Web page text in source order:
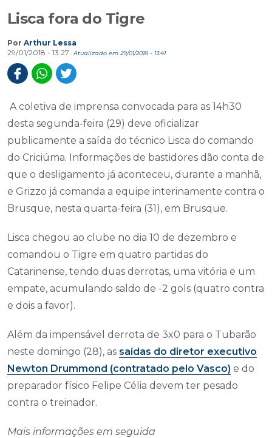
Lisca fora do Tigre
Por Arthur Lessa
29/01/2018 - 13:27
Atualizado em 29/01/2018 - 13:41
A coletiva de imprensa convocada para as 14h30
desta segunda-feira (29) deve oficializar
publicamente a saída do técnico Lisca do comando
do Criciúma. Informações de bastidores dão conta de
que o desligamento já aconteceu, durante a manhã,
e Grizzo já comanda a equipe interinamente contra o
Brusque, nesta quarta-feira (31), em Brusque.
Lisca chegou ao clube no dia 10 de dezembro e
comandou o Tigre em quatro partidas do
Catarinense, tendo duas derrotas, uma vitória e um
empate, acumulando saldo de -2 gols (quatro contra
e dois a favor).
Além da impensável derrota de 3x0 para o Tubarão
neste domingo (28), as saídas do diretor executivo
Newton Drummond (contratado pelo Vasco) e do
preparador físico Felipe Célia devem ter pesado
contra o treinador.
Mais informações em seguida